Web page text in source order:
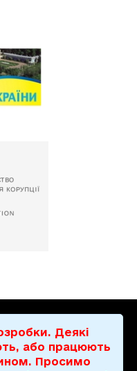
Деякі
або працюють
Просимо